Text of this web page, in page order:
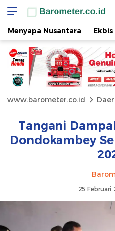
Menyapa Nusantara Ekbis
www.barometer.co.id
Tangani
Dondokambey
25 Februari